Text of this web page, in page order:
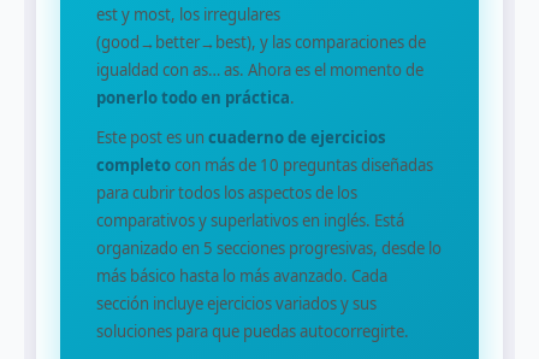
est y most, los irregulares
(good→better→best), y las comparaciones de
igualdad con as… as. Ahora es el momento de
ponerlo todo en práctica.
Este post es un cuaderno de ejercicios
completocon más de 10 preguntas diseñadas
para cubrir todos los aspectos de los
comparativos y superlativos en inglés. Está
organizado en 5 secciones progresivas, desde lo
más básico hasta lo más avanzado. Cada
sección incluye ejercicios variados y sus
soluciones para que puedas autocorregirte.